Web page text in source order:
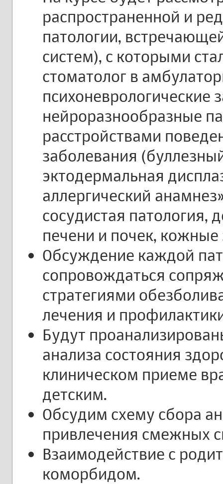
распространенной и
патологии,
систем), с которыми
стоматолог в
психоневрологические
нейроразнообразные
расстройствами
заболевания
эктодермальная
аллергический
сосудистая патология,
печени и почек,
Обсуждение каждой
сопровождаться
стратегиями
лечения и
Будут
анализа состояния
клиническом приеме
детским.
Обсудим схему сбора
привлечения смежных
Взаимодействие с
коморбидом.